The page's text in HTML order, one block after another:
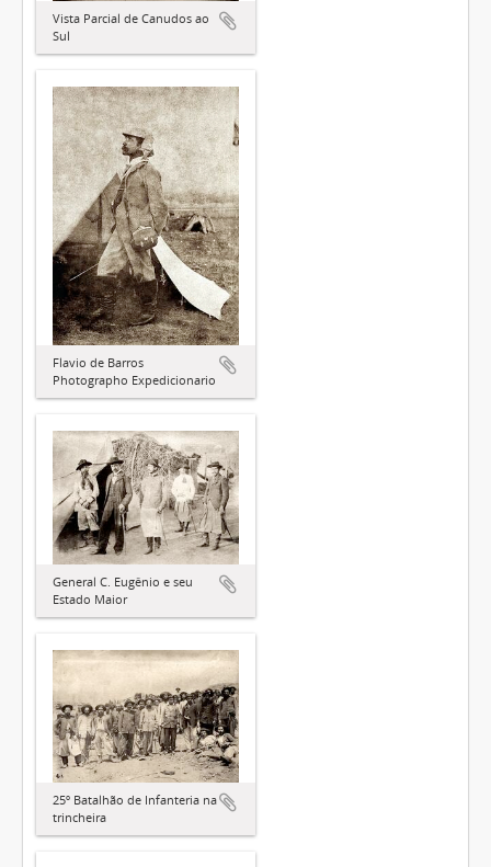
Vista Parcial de Canudos ao
Sul
Flavio de Barros
Photographo Expedicionario
General C. Eugênio e seu
Estado Maior
25º Batalhão de Infanteria na
trincheira